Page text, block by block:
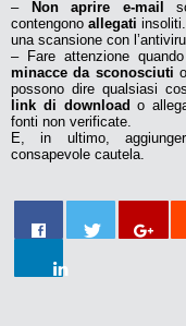
–
Non aprire e-mail
contengono allegati
una scansione con
– Fare attenzione
minacce da sconosciuti
possono dire qualsiasi
link di download o
fonti non verificate.
E, in ultimo,
consapevole cautela.